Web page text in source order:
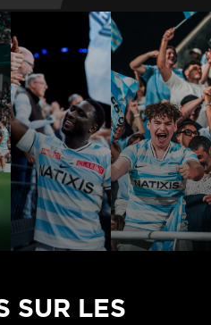
SUR LES